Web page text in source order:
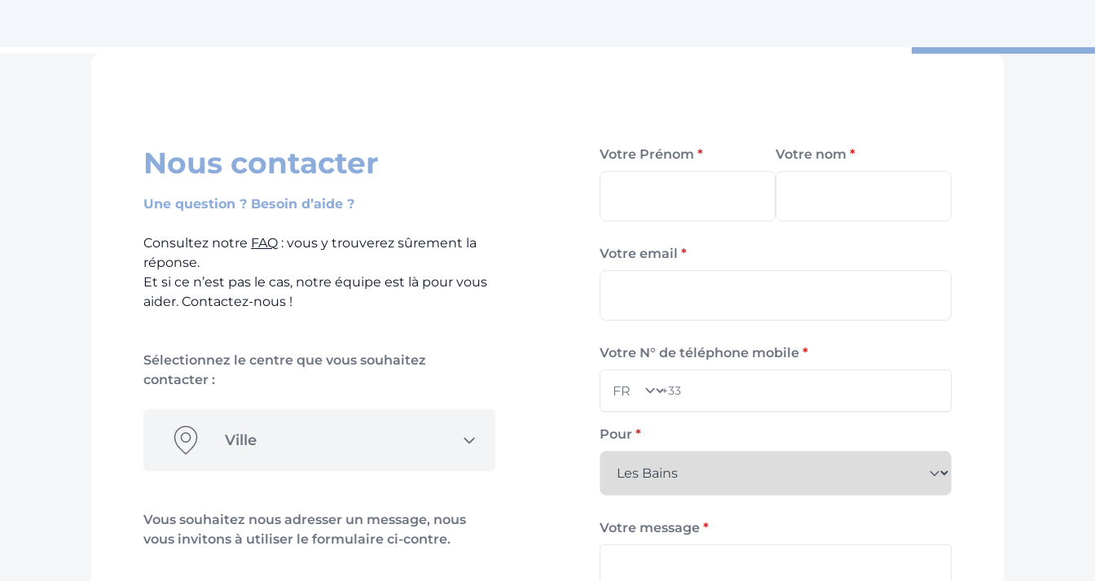
Nous contacter
Une question ? Besoin d’aide ?
Consultez notre FAQ : vous y trouverez sûrement la
réponse.
Et si ce n’est pas le cas, notre équipe est là pour vous
aider. Contactez-nous !
Sélectionnez le centre que vous souhaitez
contacter :
Ville
Vous souhaitez nous adresser un message, nous
vous invitons à utiliser le formulaire ci-contre.
Votre Prénom * Votre nom *
Votre email *
Votre N° de téléphone mobile *
Pays
+33
Pour *
Votre message *